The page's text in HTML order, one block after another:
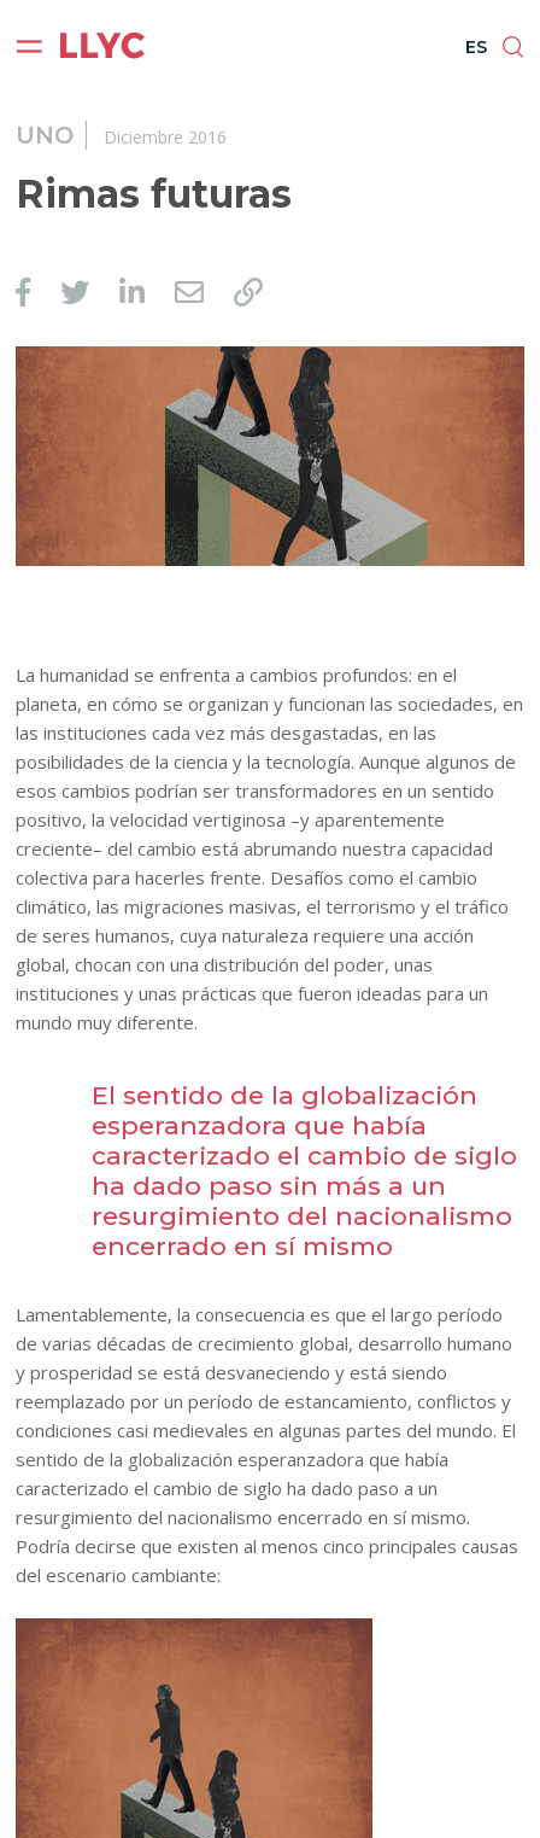
ES
PT
UNO Diciembre 2016
Rimas futuras
La humanidad se enfrenta a cambios profundos: en el
planeta, en cómo se organizan y funcionan las sociedades, en
las instituciones cada vez más desgastadas, en las
posibilidades de la ciencia y la tecnología. Aunque algunos de
esos cambios podrían ser transformadores en un sentido
positivo, la velocidad vertiginosa –y aparentemente
creciente– del cambio está abrumando nuestra capacidad
colectiva para hacerles frente. Desafíos como el cambio
climático, las migraciones masivas, el terrorismo y el tráfico
de seres humanos, cuya naturaleza requiere una acción
global, chocan con una distribución del poder, unas
instituciones y unas prácticas que fueron ideadas para un
mundo muy diferente.
El sentido de la globalización
esperanzadora que había
caracterizado el cambio de siglo
ha dado paso sin más a un
resurgimiento del nacionalismo
encerrado en sí mismo
Lamentablemente, la consecuencia es que el largo período
de varias décadas de crecimiento global, desarrollo humano
y prosperidad se está desvaneciendo y está siendo
reemplazado por un período de estancamiento, conflictos y
condiciones casi medievales en algunas partes del mundo. El
sentido de la globalización esperanzadora que había
caracterizado el cambio de siglo ha dado paso a un
resurgimiento del nacionalismo encerrado en sí mismo.
Podría decirse que existen al menos cinco principales causas
del escenario cambiante: